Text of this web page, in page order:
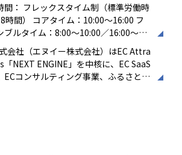
て定着させる必要があり、専任かつ高
持ったデータエンジニアを迎え、
ィを支える中核人材として活躍いただ
。
トエンジンオーダーメイドの設計
で、EC運営の課題はより個別化・複雑
ジ機能だけでは解決できない領域が増
ネクストエンジンの豊富な機能とデー
することで、ネクストエンジン単体で
する、ネクストエンジンオーダーメイ
・レビュー・納品を行います
間： フレックスタイム制（標準労働時
時間） コアタイム：10:00～16:00 フ
ブルタイム：8:00～10:00／16:00～20:
：フレックス制（コアタイムあり）
労働の有無： 有（月平均10時間～20
： 60分
会社（エヌイー株式会社）はEC Attra
NEXT ENGINE」を中核に、EC SaaS
ECコンサルティング事業、ふるさと納
を目指して活動しています。